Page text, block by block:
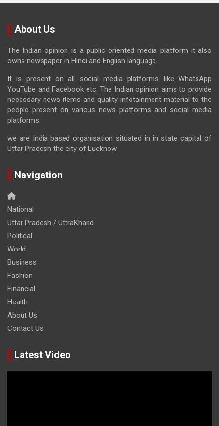
About Us
The Indian opinion is a public oriented media platform it also
owns newspaper in Hindi and English language.
It is present on all social media platforms like WhatsApp
YouTube and Facebook etc. The Indian opinion aims to provide
necessary news items and quality infotainment material to the
people present on various news platforms and social media
platforms.
we are India based organisation situated in in state capital of
Uttar Pradesh the city of Lucknow
Navigation
National
Uttar Pradesh / UttraKhand
Political
World
Business
Fashion
Financial
Health
About Us
Contact Us
Latest Video